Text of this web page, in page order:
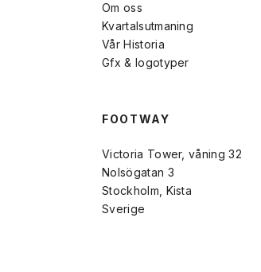
Om oss
Kvartalsutmaning
Vår Historia
Gfx & logotyper
FOOTWAY
Victoria Tower, våning 32
Nolsögatan 3
Stockholm, Kista
Sverige